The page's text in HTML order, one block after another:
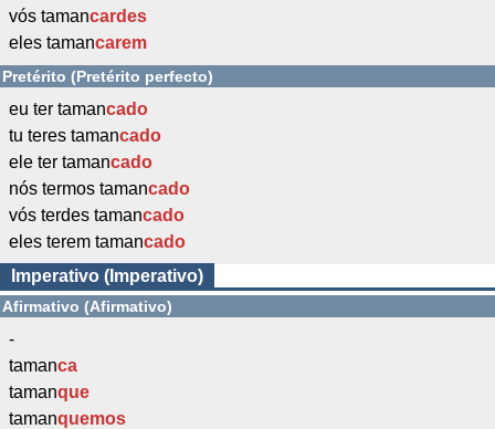
vós tamancardes
eles tamancarem
Pretérito (Pretérito perfecto)
eu ter tamancado
tu teres tamancado
ele ter tamancado
nós termos tamancado
vós terdes tamancado
eles terem tamancado
Imperativo (Imperativo)
Afirmativo (Afirmativo)
-
tamanca
tamanque
tamanquemos